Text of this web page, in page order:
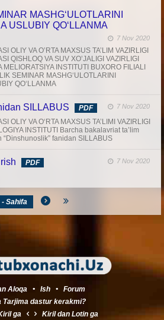
MASHG‘ULOTLARINI
USLUBIY QO‘LLANMA
7 Nov 2020
OLIY VA O’RTA MAXSUS TA’LIM VAZIRLIGI
QISHLOQ VA SUV XO’JALIGI VAZIRLIGI
MELIORATSIYA INSTITUTI BUXORO FILIALI
SEMINAR MASHG‘ULOTLARINI
QO‘LLANMA
SILLABUS PDF 7 Nov 2020
OLIY VA O‘RTA MAXSUS TA’LIMI VAZIRLIGI
INSTITUTI Barcha bakalavriat ta’lim
fanidan SILLABUS
PDF 7 Nov 2020
- Sahifa
Aloqa • Ish • Forum
Tarjima dastur kerakmi?
ga Kirildan Lotinga